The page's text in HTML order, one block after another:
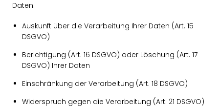
Daten:
Auskunft über die Verarbeitung Ihrer Daten (Art. 15
DSGVO)
Berichtigung (Art. 16 DSGVO) oder Löschung (Art. 17
DSGVO) Ihrer Daten
Einschränkung der Verarbeitung (Art. 18 DSGVO)
Widerspruch gegen die Verarbeitung (Art. 21 DSGVO)